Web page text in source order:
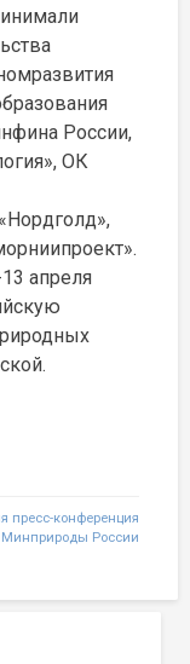
России,
ОК
апреля
пресс-конференция
России